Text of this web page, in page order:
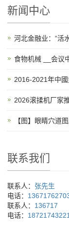
新闻中心
河北金融业：“活
食物机械 __会议
2016-2021年中
2026滚揉机厂家
【图】眼睛穴道
联系我们
联系人： 张先生
电话：
联系人： 136717
电话： 18721743221